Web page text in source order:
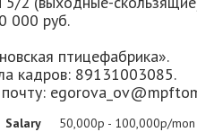
000 руб.
птицефабрика».
кадров: 89131003085.
Salary
50,000р - 100,000р/mon